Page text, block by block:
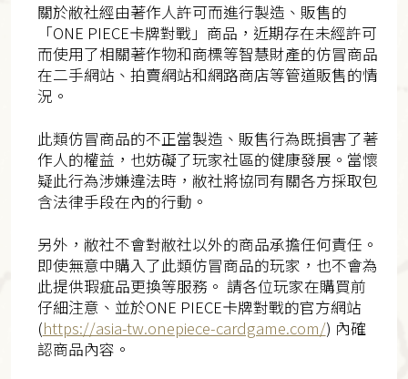
關於敝社經由著作人許可而進行製造、販售的
「ONE PIECE卡牌對戰」商品，近期存在未經許可
而使用了相關著作物和商標等智慧財產的仿冒商品
在二手網站、拍賣網站和網路商店等管道販售的情
況。
此類仿冒商品的不正當製造、販售行為既損害了著
作人的權益，也妨礙了玩家社區的健康發展。當懷
疑此行為涉嫌違法時，敝社將協同有關各方採取包
含法律手段在內的行動。
另外，敝社不會對敝社以外的商品承擔任何責任。
即使無意中購入了此類仿冒商品的玩家，也不會為
此提供瑕疵品更換等服務。 請各位玩家在購買前
仔細注意、並於ONE PIECE卡牌對戰的官方網站
(https://asia-tw.onepiece-cardgame.com/) 內確
認商品內容。